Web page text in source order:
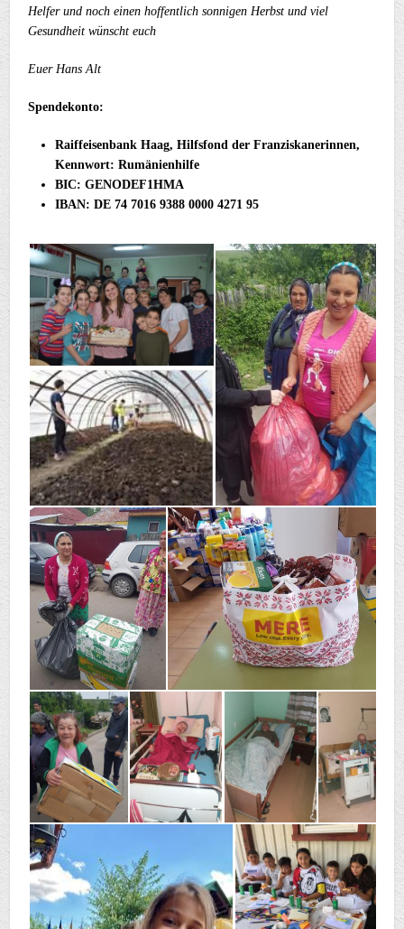
Helfer und noch einen hoffentlich sonnigen Herbst und viel
Gesundheit wünscht euch
Euer Hans Alt
Spendekonto:
Raiffeisenbank Haag, Hilfsfond der Franziskanerinnen,
Kennwort: Rumänienhilfe
BIC: GENODEF1HMA
IBAN: DE 74 7016 9388 0000 4271 95